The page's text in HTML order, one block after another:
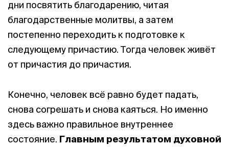
дни посвятить благодарению, читая
благодарственные молитвы, а затем
постепенно переходить к подготовке к
следующему причастию. Тогда человек живёт
от причастия до причастия.
Конечно, человек всё равно будет падать,
снова согрешать и снова каяться. Но именно
здесь важно правильное внутреннее
состояние. Главным результатом духовной